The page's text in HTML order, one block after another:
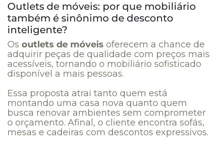
Outlets de móveis: por que mobiliário
também é sinônimo de desconto
inteligente?
Os outlets de móveis oferecem a chance de
adquirir peças de qualidade com preços mais
acessíveis, tornando o mobiliário sofisticado
disponível a mais pessoas.
Essa proposta atrai tanto quem está
montando uma casa nova quanto quem
busca renovar ambientes sem comprometer
o orçamento. Afinal, o cliente encontra sofás,
mesas e cadeiras com descontos expressivos.